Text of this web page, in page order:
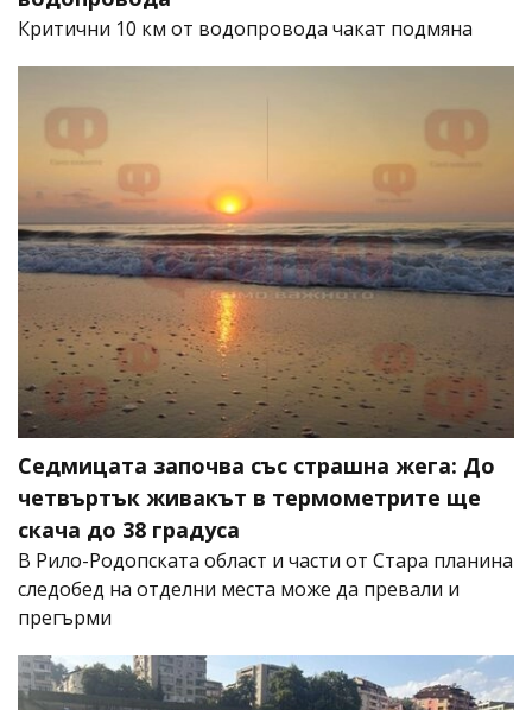
Критични 10 км от водопровода чакат подмяна
Седмицата започва със страшна жега: До
четвъртък живакът в термометрите ще
скача до 38 градуса
В Рило-Родопската област и части от Стара планина
следобед на отделни места може да превали и
прегърми